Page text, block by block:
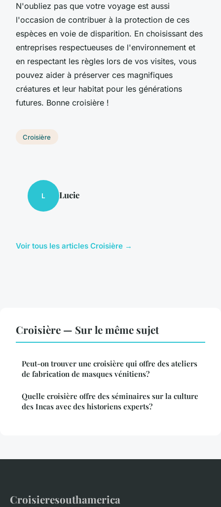
N'oubliez pas que votre voyage est aussi
l'occasion de contribuer à la protection de ces
espèces en voie de disparition. En choisissant des
entreprises respectueuses de l'environnement et
en respectant les règles lors de vos visites, vous
pouvez aider à préserver ces magnifiques
créatures et leur habitat pour les générations
futures. Bonne croisière !
Croisière
L Lucie
Voir tous les articles Croisière →
Croisière — Sur le même sujet
Peut-on trouver une croisière qui offre des ateliers
de fabrication de masques vénitiens?
Quelle croisière offre des séminaires sur la culture
des Incas avec des historiens experts?
Croisieresouthamerica